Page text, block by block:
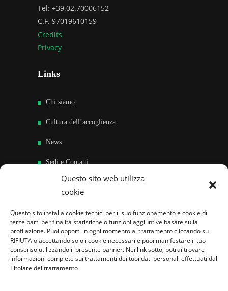
Questo sito web utilizza
cookie
Questo sito installa cookie tecnici per il suo funzionamento e cookie di
terze parti per finalità statistiche o funzioni aggiuntive basate sulla
profilazione. Puoi opporti in ogni momento al trattamento cliccando su
RIFIUTA o accettando solo i cookie necessari e puoi manifestare il tuo
consenso utilizzando il presente banner. Nei link sotto, potrai trovare
informazioni complete sui trattamenti dei tuoi dati personali effettuati dal
Titolare del trattamento
Tel: +39.02.70006152
C.F. 97019610159
Credits
Privacy
Links
Chi siamo
Cultura dell’accoglienza
News
Sedi e Contatti
Sostieni
Famiglie per l’accoglienza nel mondo